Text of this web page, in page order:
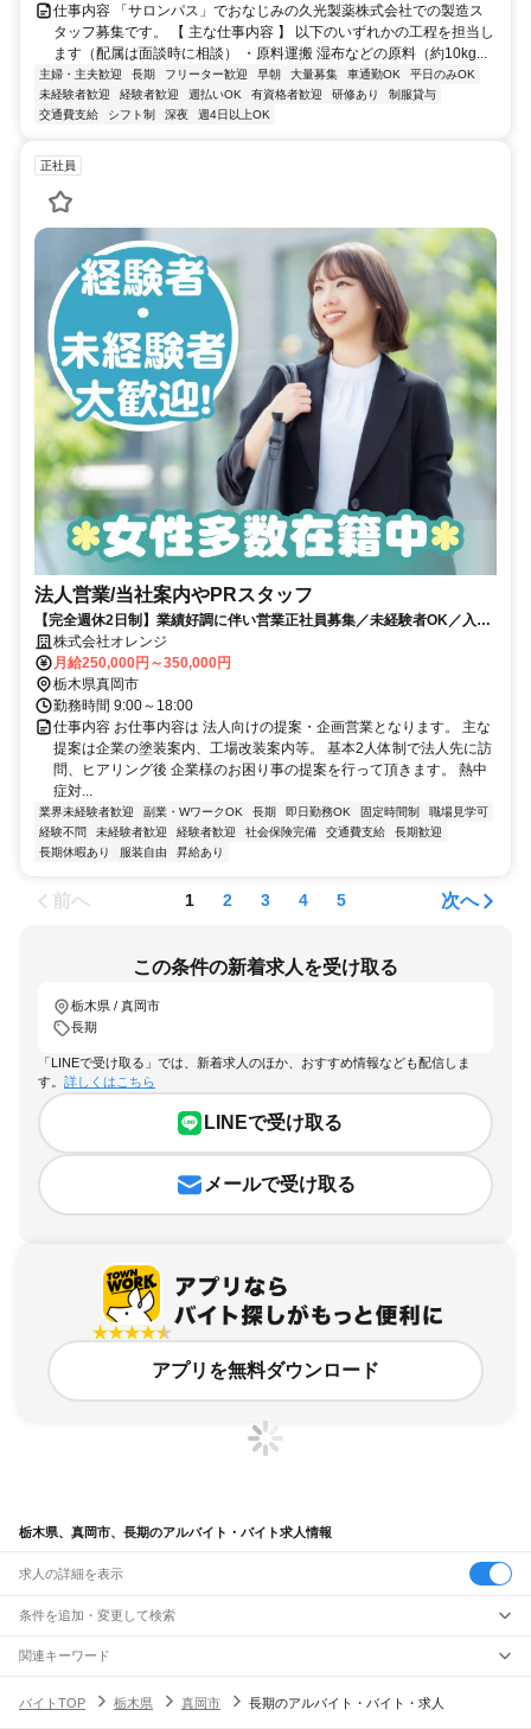
駅 などからお仕事お探しの方、通勤の方多数いらっしゃいます！
仕事内容 「サロンパス」でおなじみの久光製薬株式会社での製造ス
タッフ募集です。 【 主な仕事内容 】 以下のいずれかの工程を担当し
ます（配属は面談時に相談） ・原料運搬 湿布などの原料（約10kg...
主婦・主夫歓迎 長期 フリーター歓迎 早朝 大量募集 車通勤OK
平日のみOK
未経験者歓迎
経験者歓迎 週払いOK 有資格者歓迎 研修あり
制服貸与
交通費支給
シフト制 深夜 週4日以上OK
正社員
法人営業/当社案内やPRスタッフ
【完全週休2日制】業績好調に伴い営業正社員募集／未経験者OK／入社
日相談OK
株式会社オレンジ
月給250,000円～350,000円
栃木県真岡市
勤務時間 9:00～18:00
仕事内容 お仕事内容は 法人向けの提案・企画営業となります。 主な
提案は企業の塗装案内、工場改装案内等。 基本2人体制で法人先に訪
問、ヒアリング後 企業様のお困り事の提案を行って頂きます。 熱中
症対...
業界未経験者歓迎 副業・WワークOK 長期 即日勤務OK 固定時間制
職場見学可
経験不問
未経験者歓迎 経験者歓迎 社会保険完備 交通費支給
長期歓迎
長期休暇あり
服装自由 昇給あり
前へ 1 2 3 4 5 次へ
この条件の新着求人を受け取る
栃木県 / 真岡市
長期
「LINEで受け取る」では、新着求人のほか、おすすめ情報なども配信しま
す。 詳しくはこちら
LINEで受け取る
メールで受け取る
アプリを無料ダウンロード
栃木県、真岡市、長期のアルバイト・バイト求人情報
求人の詳細を表示
条件を追加・変更して検索
市区町村を追加・変更
栃木県すべて
駅を追加・変更
関連キーワード
バイトTOP
栃木県 真岡市 長期のアルバイト・バイト・求人